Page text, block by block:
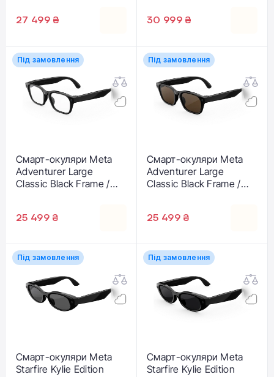
27 499 ₴
30 999 ₴
Під замовлення
Смарт-окуляри Meta
Adventurer Large
Classic Black Frame /
25 499 ₴
Під замовлення
Смарт-окуляри Meta
Adventurer Large
Classic Black Frame /
25 499 ₴
Під замовлення
Смарт-окуляри Meta
Starfire Kylie Edition
Під замовлення
Смарт-окуляри Meta
Starfire Kylie Edition